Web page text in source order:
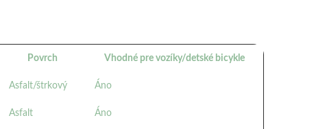
Povrch Vhodné pre vozíky/detské bicykle
Asfalt/štrkový Áno
Asfalt Áno